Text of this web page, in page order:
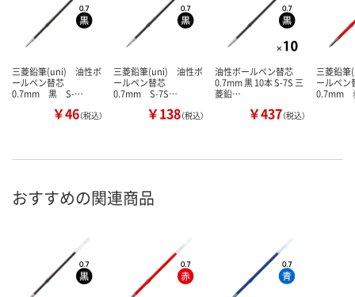
三菱鉛筆(uni) 油性ボ
ールペン替芯
0.7mm 黒 S-…
￥46（税込）
三菱鉛筆(uni) 油性ボ
ールペン替芯
0.7mm S-7S…
￥138（税込）
油性ボールペン替芯
0.7mm 黒 10本 S-7S 三
菱鉛…
￥437（税込）
三菱鉛
ールペ
0.7mm
おすすめの関連商品